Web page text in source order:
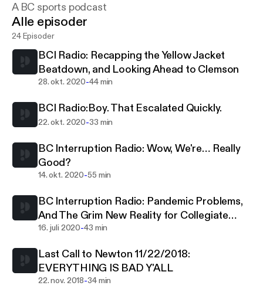
A BC sports podcast
Alle episoder
24 Episoder
BCI Radio: Recapping the Yellow Jacket
Beatdown, and Looking Ahead to Clemson
28. okt. 2020-44 min
BCI Radio:Boy. That Escalated Quickly.
22. okt. 2020-33 min
BC Interruption Radio: Wow, We're… Really
Good?
14. okt. 2020-55 min
BC Interruption Radio: Pandemic Problems,
And The Grim New Reality for Collegiate
Athletics
16. juli 2020-43 min
Last Call to Newton 11/22/2018:
EVERYTHING IS BAD Y'ALL
22. nov. 2018-34 min